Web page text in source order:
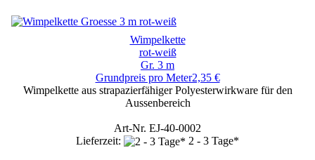
Wimpelkette
rot-weiß
Gr. 3 m
Grundpreis pro Meter2,35 €
Wimpelkette aus strapazierfähiger Polyesterwirkware für den
Aussenbereich
Art-Nr. EJ-40-0002
Lieferzeit:
2 - 3 Tage*